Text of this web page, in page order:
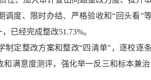
调度、限时办结、严格验收和“回头看
已经完成整改51 .73%。
制定整改方案和整改“四清单”，逐校逐
满意度测评， 强化举一反三和标本兼